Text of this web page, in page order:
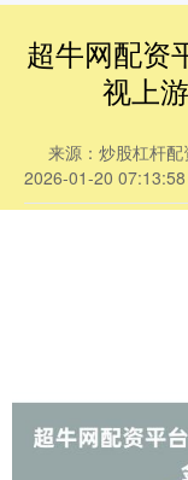
超牛网配资
视上
来源：炒股杠杆
2026-01-20 07:13:58